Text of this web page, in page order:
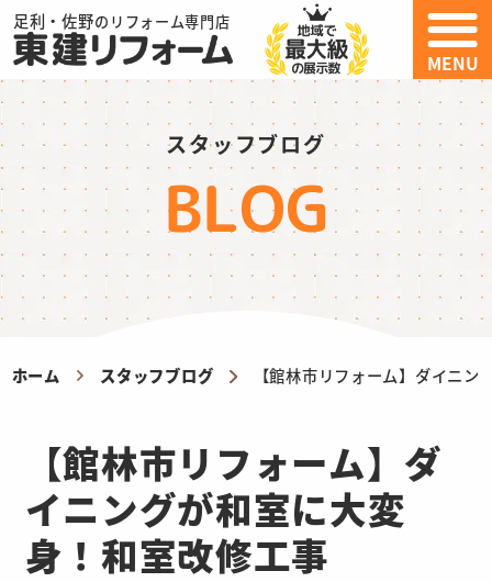
足利・佐野のリフォーム専門店
MENU
スタッフブログ
BLOG
ホーム スタッフブログ 【館林市リフォーム】ダイニ
【館林市リフォーム】ダ
イニングが和室に大変
身！和室改修工事